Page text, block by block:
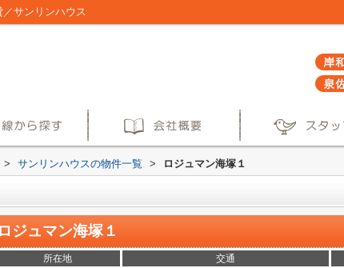
サンリンハウス
> サンリンハウスの物件一覧 > ロジュマン海塚１
ロジュマン海塚１
所在地 交通